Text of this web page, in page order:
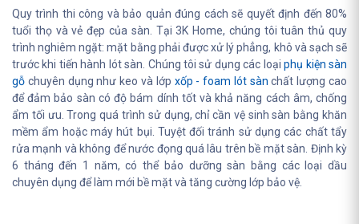
Quy trình thi công và bảo quản đúng cách sẽ quyết định đến 80%
tuổi thọ và vẻ đẹp của sàn. Tại 3K Home, chúng tôi tuân thủ quy
trình nghiêm ngặt: mặt bằng phải được xử lý phẳng, khô và sạch sẽ
trước khi tiến hành lót sàn. Chúng tôi sử dụng các loạiphụ kiện sàn
gỗ chuyên dụng như keo và lớp xốp - foam lót sàn chất lượng cao
để đảm bảo sàn có độ bám dính tốt và khả năng cách âm, chống
ẩm tối ưu. Trong quá trình sử dụng, chỉ cần vệ sinh sàn bằng khăn
mềm ẩm hoặc máy hút bụi. Tuyệt đối tránh sử dụng các chất tẩy
rửa mạnh và không để nước đọng quá lâu trên bề mặt sàn. Định kỳ
6 tháng đến 1 năm, có thể bảo dưỡng sàn bằng các loại dầu
chuyên dụng để làm mới bề mặt và tăng cường lớp bảo vệ.